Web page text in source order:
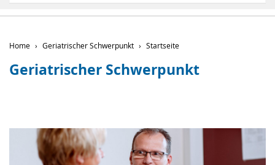
Home Geriatrischer Schwerpunkt Startseite
Geriatrischer Schwerpunkt